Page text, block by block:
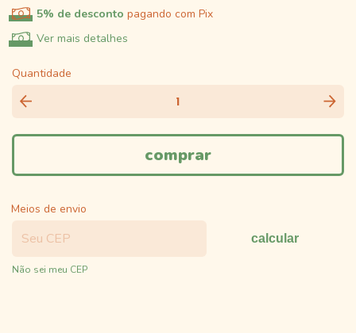
5% de desconto pagando com Pix
Ver mais detalhes
Quantidade
Meios de envio
calcular
Não sei meu CEP